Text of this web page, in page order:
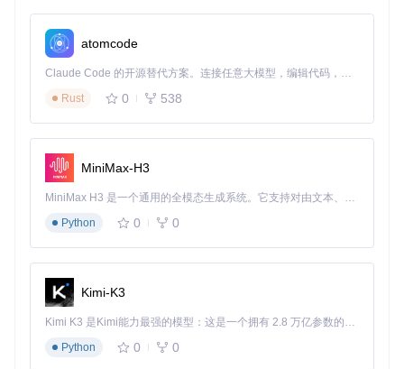
Default
Encodin
g
件编码
Lyrics
启用预加载
下一首歌词
集成方案：第三方歌词服务连接
Navidrome支持与多种第三方歌词服务集成，通过标准化接口
实现歌词数据的获取与解析。系统采用插件化设计，使得添加
Navidrome定义了统一的歌词服务提供者接口，任何第三方服
务只需实现以下接口即可集成：
type LyricsProvider interface {
// 获取歌词
atomcode
Claude Code 的开源替代方案。连接任意大模型，编辑代码，运行命令，自动验证 — 全自动执行。用 Rust 构建，极致性能。 ｜ An open-source alternative to Claude Code. Connect any LLM, edit code, run commands, and verify changes — autonomously. Built in Rust for speed. Get Started
Rust
0 538
MiniMax-H3
MiniMax H3 是一个通用的全模态生成系统。它支持对由文本、图像、视频和音频组成的多模态上下文进行统一理解，并能生成分辨率高达 2K、时长可达 15 秒的带原生立体声音频的视频。得益于面向任务泛化的系统设计，H3 在预训练阶段就已具备广泛的多模态上下文理解与生成能力，能够出色地执行复杂的多模态指令。
Python
0 0
Kimi-K3
Kimi K3 是Kimi能力最强的模型：这是一个拥有 2.8 万亿参数的混合专家（MoE）模型，具备原生视觉理解能力，并支持 100 万 token 的上下文窗口。
Python
0 0